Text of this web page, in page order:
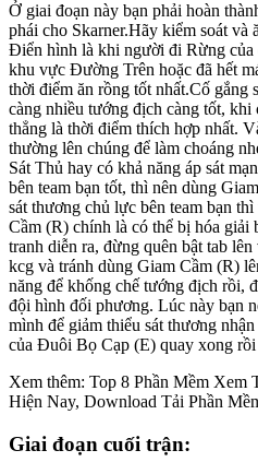
Ở giai đoạn này bạn phải hoàn
phái cho Skarner.Hãy kiểm soát và
Điển hình là khi người đi Rừng của
khu vực Đường Trên hoặc đã hết
thời điểm ăn rồng tốt nhất.Cố
càng nhiều tướng địch càng tốt,
thẳng là thời điểm thích hợp nhất.
thường lên chúng để làm choáng
Sát Thủ hay có khả năng áp sát
bên team bạn tốt, thì nên dùng
sát thương chủ lực bên team bạn
Cầm (R) chính là có thể bị hóa
tranh diễn ra, đừng quên bật tab
kcg và tránh dùng Giam Cầm (R)
năng để khống chế tướng địch rồi,
đội hình đối phương. Lúc này bạn
mình để giảm thiểu sát thương
của Đuôi Bọ Cạp (E) quay xong rồi
Xem thêm: Top 8 Phần Mềm
Hiện Nay, Download Tải Phần
Giai đoạn cuối trận: